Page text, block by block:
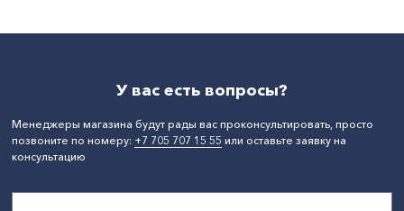
Форма:
квадрат
У вас есть вопросы?
Менеджеры магазина будут рады вас проконсультировать, просто
позвоните по номеру: +7 705 707 15 55 или оставьте заявку на
консультацию